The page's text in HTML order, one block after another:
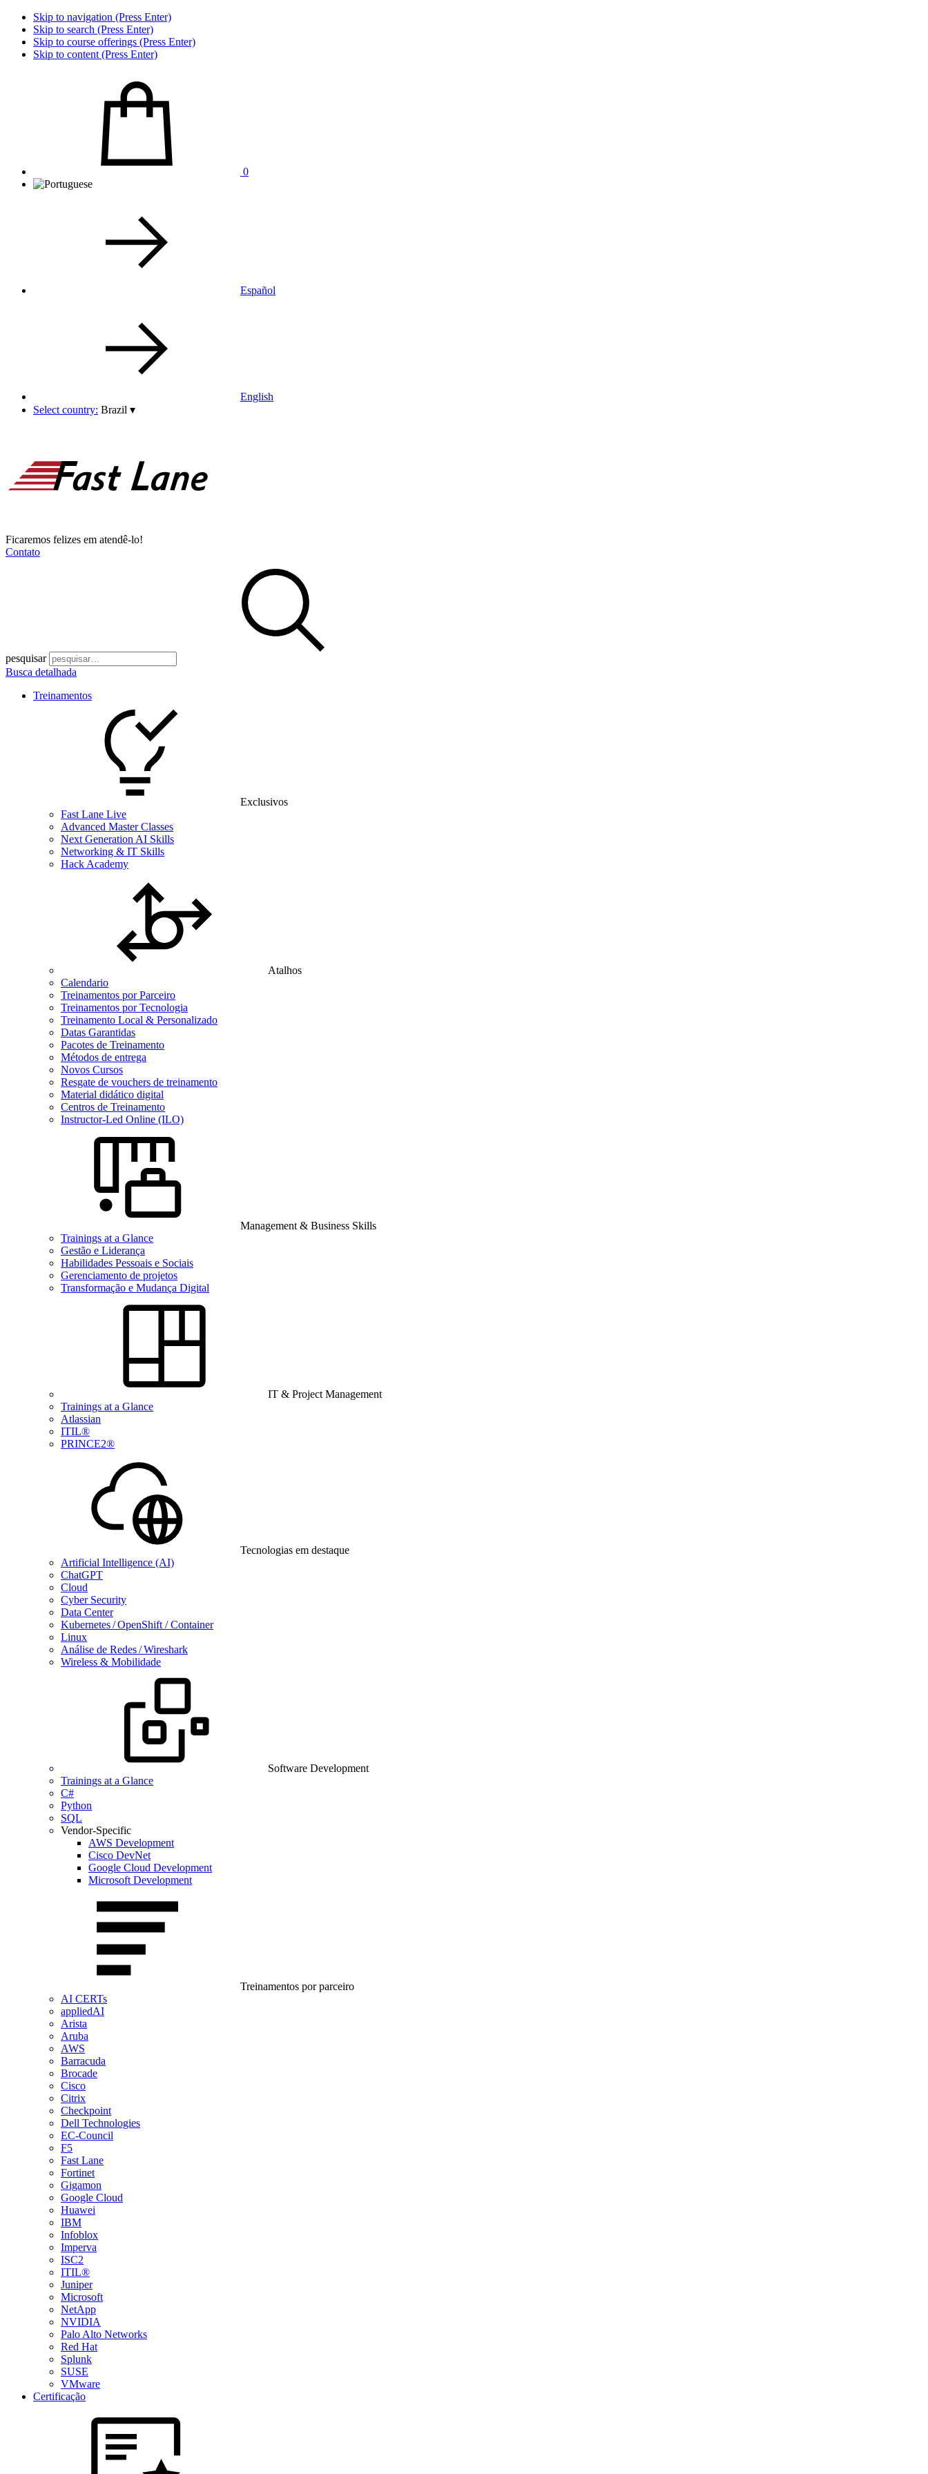
Skip to navigation (Press Enter)
Skip to search (Press Enter)
Skip to course offerings (Press Enter)
Skip to content (Press Enter)
0
Español
English
Select country: Brazil ▾
Ficaremos felizes em atendê-lo!
Contato
pesquisar
Busca detalhada
Treinamentos
Exclusivos
Fast Lane Live
Advanced Master Classes
Next Generation AI Skills
Networking & IT Skills
Hack Academy
Atalhos
Calendario
Treinamentos por Parceiro
Treinamentos por Tecnologia
Treinamento Local & Personalizado
Datas Garantidas
Pacotes de Treinamento
Métodos de entrega
Novos Cursos
Resgate de vouchers de treinamento
Material didático digital
Centros de Treinamento
Instructor-Led Online (ILO)
Management & Business Skills
Trainings at a Glance
Gestão e Liderança
Habilidades Pessoais e Sociais
Gerenciamento de projetos
Transformação e Mudança Digital
IT & Project Management
Trainings at a Glance
Atlassian
ITIL®
PRINCE2®
Tecnologias em destaque
Artificial Intelligence (AI)
ChatGPT
Cloud
Cyber Security
Data Center
Kubernetes / OpenShift / Container
Linux
Análise de Redes / Wireshark
Wireless & Mobilidade
Software Development
Trainings at a Glance
C#
Python
SQL
Vendor-Specific
AWS Development
Cisco DevNet
Google Cloud Development
Microsoft Development
Treinamentos por parceiro
AI CERTs
appliedAI
Arista
Aruba
AWS
Barracuda
Brocade
Cisco
Citrix
Checkpoint
Dell Technologies
EC-Council
F5
Fast Lane
Fortinet
Gigamon
Google Cloud
Huawei
IBM
Infoblox
Imperva
ISC2
ITIL®
Juniper
Microsoft
NetApp
NVIDIA
Palo Alto Networks
Red Hat
Splunk
SUSE
VMware
Certificação